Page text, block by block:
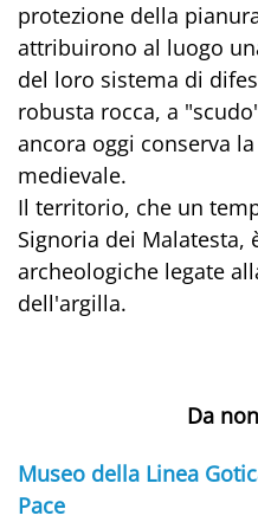
protezione della
attribuirono al luogo
del loro sistema di
robusta rocca, a
ancora oggi conserva
medievale.
Il territorio, che un
Signoria dei Malatesta,
archeologiche legate
dell'argilla.
Da
Museo della Linea
Pace